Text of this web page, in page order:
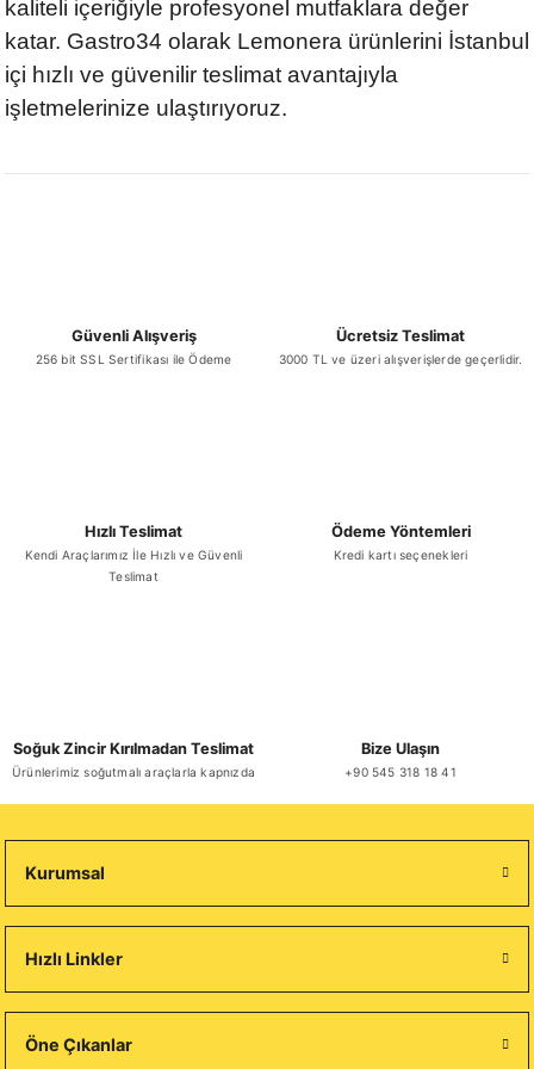
kaliteli içeriğiyle profesyonel mutfaklara değer
katar. Gastro34 olarak Lemonera ürünlerini İstanbul
içi hızlı ve güvenilir teslimat avantajıyla
işletmelerinize ulaştırıyoruz.
Güvenli Alışveriş
256 bit SSL Sertifikası ile Ödeme
Ücretsiz Teslimat
3000 TL ve üzeri alışverişlerde geçerlidir.
Hızlı Teslimat
Kendi Araçlarımız İle Hızlı ve Güvenli
Teslimat
Ödeme Yöntemleri
Kredi kartı seçenekleri
Soğuk Zincir Kırılmadan Teslimat
Ürünlerimiz soğutmalı araçlarla kapnızda
Bize Ulaşın
+90 545 318 18 41
Kurumsal
Hızlı Linkler
Öne Çıkanlar